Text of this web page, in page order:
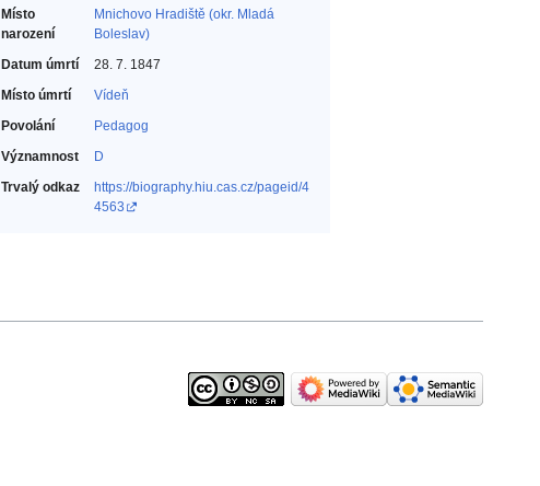
Místo
narození
Mnichovo Hradiště (okr. Mladá
Boleslav)
Datum úmrtí
28. 7. 1847
Místo úmrtí
Vídeň
Povolání
Pedagog‎
Významnost
D
Trvalý odkaz
https://biography.hiu.cas.cz/pageid/4
4563